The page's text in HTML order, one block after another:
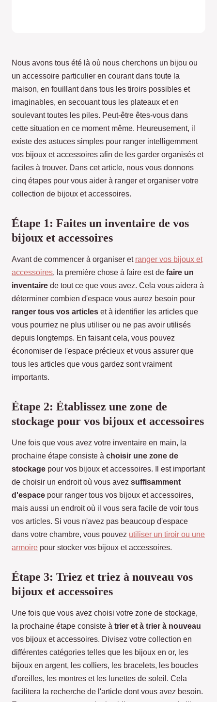
Nous avons tous été là où nous cherchons un bijou ou
un accessoire particulier en courant dans toute la
maison, en fouillant dans tous les tiroirs possibles et
imaginables, en secouant tous les plateaux et en
soulevant toutes les piles. Peut-être êtes-vous dans
cette situation en ce moment même. Heureusement, il
existe des astuces simples pour ranger intelligemment
vos bijoux et accessoires afin de les garder organisés et
faciles à trouver. Dans cet article, nous vous donnons
cinq étapes pour vous aider à ranger et organiser votre
collection de bijoux et accessoires.
Étape 1: Faites un inventaire de vos
bijoux et accessoires
Avant de commencer à organiser et ranger vos bijoux et
accessoires, la première chose à faire est de faire un
inventaire de tout ce que vous avez. Cela vous aidera à
déterminer combien d'espace vous aurez besoin pour
ranger tous vos articles et à identifier les articles que
vous pourriez ne plus utiliser ou ne pas avoir utilisés
depuis longtemps. En faisant cela, vous pouvez
économiser de l'espace précieux et vous assurer que
tous les articles que vous gardez sont vraiment
importants.
Étape 2: Établissez une zone de
stockage pour vos bijoux et accessoires
Une fois que vous avez votre inventaire en main, la
prochaine étape consiste à choisir une zone de
stockage pour vos bijoux et accessoires. Il est important
de choisir un endroit où vous avez suffisamment
d'espace pour ranger tous vos bijoux et accessoires,
mais aussi un endroit où il vous sera facile de voir tous
vos articles. Si vous n'avez pas beaucoup d'espace
dans votre chambre, vous pouvez utiliser un tiroir ou une
armoire pour stocker vos bijoux et accessoires.
Étape 3: Triez et triez à nouveau vos
bijoux et accessoires
Une fois que vous avez choisi votre zone de stockage,
la prochaine étape consiste à trier et à trier à nouveau
vos bijoux et accessoires. Divisez votre collection en
différentes catégories telles que les bijoux en or, les
bijoux en argent, les colliers, les bracelets, les boucles
d'oreilles, les montres et les lunettes de soleil. Cela
facilitera la recherche de l'article dont vous avez besoin.